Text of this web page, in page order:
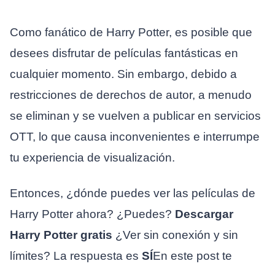
Como fanático de Harry Potter, es posible que
desees disfrutar de películas fantásticas en
cualquier momento. Sin embargo, debido a
restricciones de derechos de autor, a menudo
se eliminan y se vuelven a publicar en servicios
OTT, lo que causa inconvenientes e interrumpe
tu experiencia de visualización.
Entonces, ¿dónde puedes ver las películas de
Harry Potter ahora? ¿Puedes? Descargar
Harry Potter gratis ¿Ver sin conexión y sin
límites? La respuesta es SÍEn este post te